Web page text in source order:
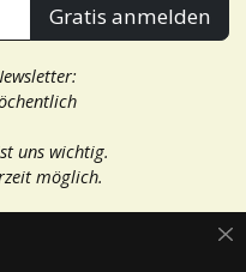
Gratis anmelden
uns wichtig.
möglich.